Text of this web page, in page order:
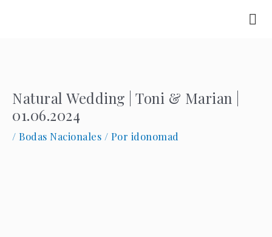
Natural Wedding | Toni & Marian |
01.06.2024
/ Bodas Nacionales / Por idonomad